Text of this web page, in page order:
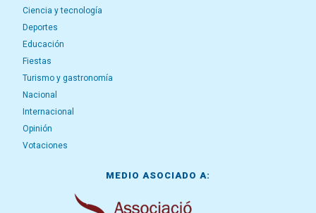
Ciencia y tecnología
Deportes
Educación
Fiestas
Turismo y gastronomía
Nacional
Internacional
Opinión
Votaciones
MEDIO ASOCIADO A: